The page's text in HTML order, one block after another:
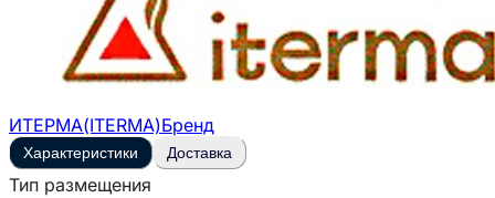
ИТЕРМА(ITERMA)Бренд
Характеристики Доставка
Тип размещения